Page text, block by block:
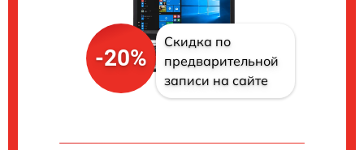
-20%
Скидка по
предварительной
записи на сайте